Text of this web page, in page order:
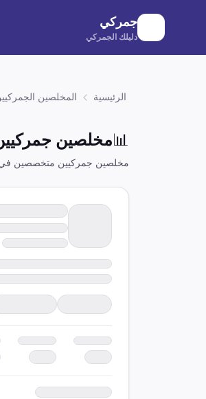
جمركي
دليلك الجمركي
الرئيسية المخلصين
📊مخلصين
مخلصين جمركيين متخصصين في